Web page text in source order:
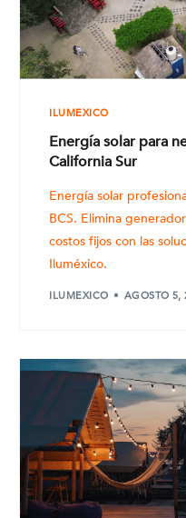
ILUMEXICO
Energía solar para
California Sur
Energía solar
BCS. Elimina
costos fijos con las
Iluméxico.
ILUMEXICO AGOSTO 5,